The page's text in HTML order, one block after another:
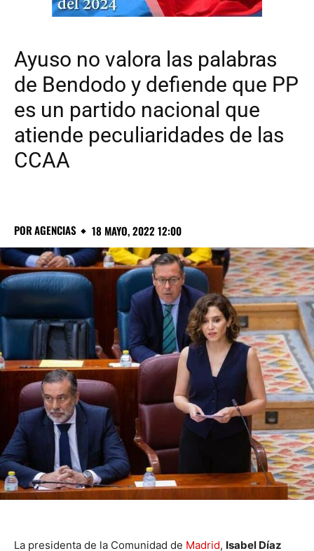
Ayuso no valora las palabras
de Bendodo y defiende que PP
es un partido nacional que
atiende peculiaridades de las
CCAA
PORAGENCIAS 18 MAYO, 2022 12:00
La presidenta de la Comunidad de Madrid, Isabel Díaz